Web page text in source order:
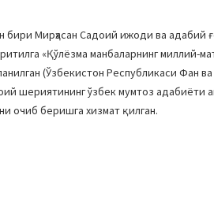
бири Мирҳасан Садоий ижоди ва адабий
«Қўлёзма манбаларнинг миллий-
(Ўзбекистон Республикаси Фан ва
шериятининг ўзбек мумтоз адабиёти
очиб беришга хизмат қилган.